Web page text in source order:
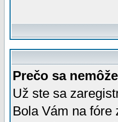
Prečo sa
Už ste sa
Bola Vám na